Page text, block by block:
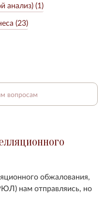
анализ) (1)
(23)
обжалования,
нам отправляись, но